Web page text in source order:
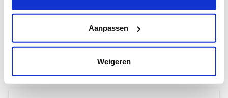
Aanpassen
Weigeren
LinkedIn